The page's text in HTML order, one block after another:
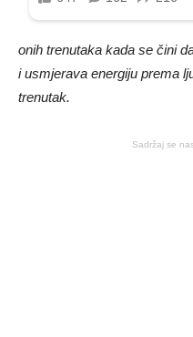
onih trenutaka kada se čini
i usmjerava energiju prema
trenutak.
Sadržaj se